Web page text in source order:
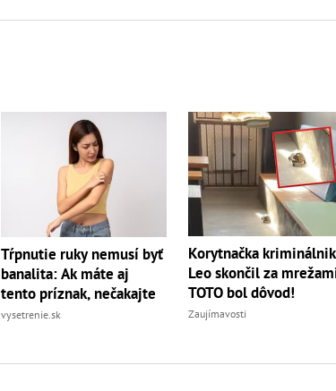
Tŕpnutie ruky nemusí byť
banalita: Ak máte aj
tento príznak, nečakajte
vysetrenie.sk
Korytnačka
Leo skončil za
TOTO bol dôvod!
Zaujímavosti